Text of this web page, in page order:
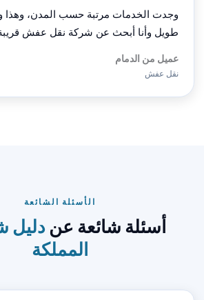
وجدت الخدمات مرتبة حسب المدن،
طويل وأنا أبحث عن شركة نقل عفش
عميل من الدمام
نقل عفش
الأسئلة الشائعة
أسئلة شائعة عن دليل
المملكة